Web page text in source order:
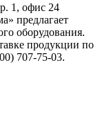
1, офис 24
предлагает
оборудования.
продукции по
707-75-03.